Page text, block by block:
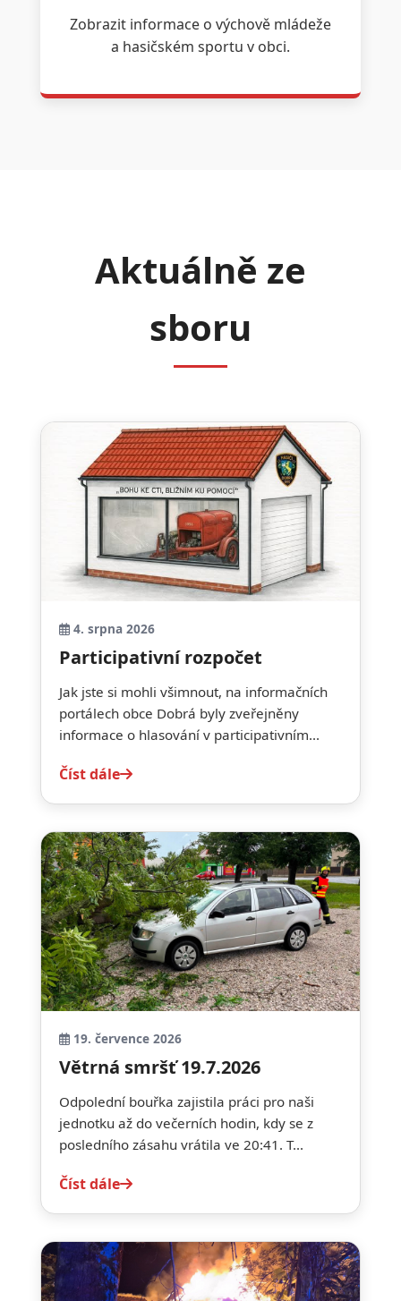
Zobrazit informace o výchově mládeže
a hasičském sportu v obci.
Aktuálně ze
sboru
4. srpna 2026
Participativní rozpočet
Jak jste si mohli všimnout, na informačních
portálech obce Dobrá byly zveřejněny
informace o hlasování v participativním...
Číst dále
19. července 2026
Větrná smršť 19.7.2026
Odpolední bouřka zajistila práci pro naši
jednotku až do večerních hodin, kdy se z
posledního zásahu vrátila ve 20:41. T...
Číst dále